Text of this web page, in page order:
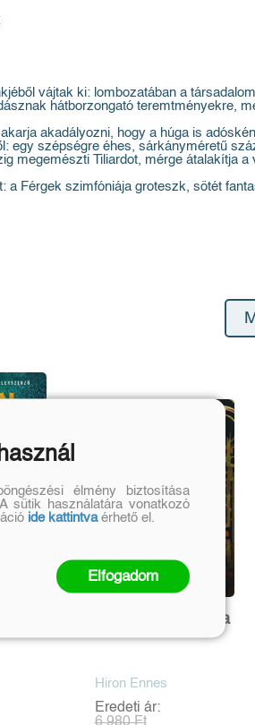
vájtak ki: lombozatában a
hátborzongató teremtményekre,
akadályozni, hogy a húga is
egy szépségre éhes, sárkányméretű
megemészti Tiliardot, mérge átalakítja a
Férgek szimfóniája groteszk, sötét
Férgek szimfóniája
Hiron Ennes
Eredeti ár:
élmény biztosítása
sütik használatára vonatkozó
ide kattintvaérhető el.
Elfogadom